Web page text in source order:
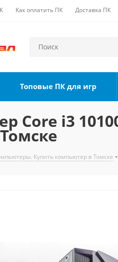
Как оплатить ПК Доставка ПК
Топовые ПК для игр
Core i3
Купить компьютер в Томске